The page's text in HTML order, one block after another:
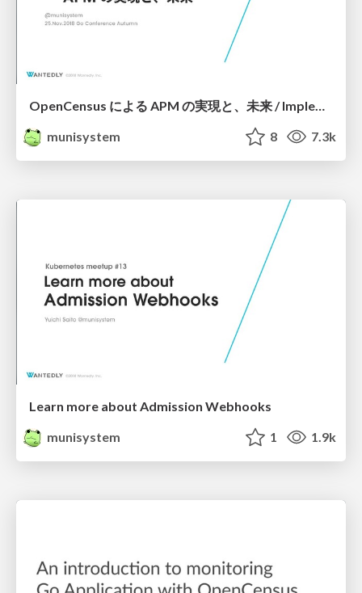
OpenCensus による APM の実現と、未来 / Implementing APM with OpenCensus
munisystem
8 7.3k
Learn more about Admission Webhooks
munisystem
1 1.9k